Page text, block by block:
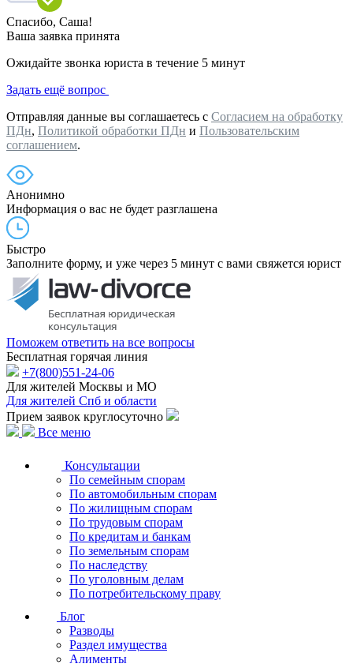
Спасибо, Саша!
Ваша заявка принята
Ожидайте звонка юриста в течение 5 минут
Задать ещё вопрос
Отправляя данные вы соглашаетесь с Согласием на обработку
ПДн, Политикой обработки ПДн и Пользовательским
соглашением.
Анонимно
Информация о вас не будет разглашена
Быстро
Заполните форму, и уже через 5 минут с вами свяжется юрист
Поможем ответить на все вопросы
Бесплатная горячая линия
+7(800)551-24-06
Для жителей Москвы и МО
Для жителей Спб и области
Прием заявок круглосуточно
Все меню
Консультации
По семейным спорам
По автомобильным спорам
По жилищным спорам
По трудовым спорам
По кредитам и банкам
По земельным спорам
По наследству
По уголовным делам
По потребительскому праву
Блог
Разводы
Раздел имущества
Алименты